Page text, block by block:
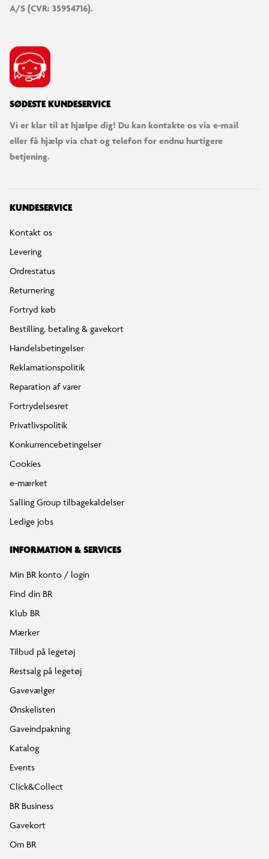
A/S (CVR: 35954716).
SØDESTE KUNDESERVICE
Vi er klar til at hjælpe dig! Du kan kontakte os via e-mail
eller få hjælp via chat og telefon for endnu hurtigere
betjening.
KUNDESERVICE
Kontakt os
Levering
Ordrestatus
Returnering
Fortryd køb
Bestilling, betaling & gavekort
Handelsbetingelser
Reklamationspolitik
Reparation af varer
Fortrydelsesret
Privatlivspolitik
Konkurrencebetingelser
Cookies
e-mærket
Salling Group tilbagekaldelser
Ledige jobs
INFORMATION & SERVICES
Min BR konto / login
Find din BR
Klub BR
Mærker
Tilbud på legetøj
Restsalg på legetøj
Gavevælger
Ønskelisten
Gaveindpakning
Katalog
Events
Click&Collect
BR Business
Gavekort
Om BR